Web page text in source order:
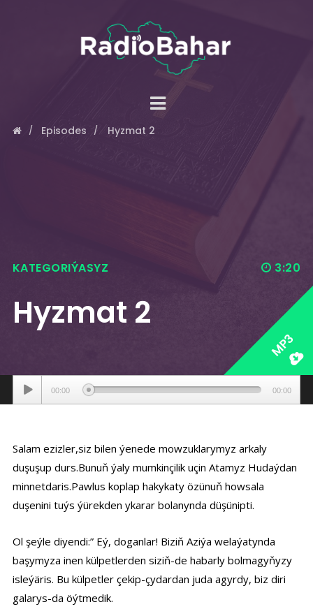
Episodes Hyzmat 2
KATEGORIÝASYZ 3:20
Hyzmat 2
MP3
Аудиоплеер
00:00 00:00
Salam ezizler,siz bilen ýenede mowzuklarymyz arkaly
duşuşup durs.Bunuň ýaly mumkinçilik uçin Atamyz Hudaýdan
minnetdaris.Pawlus koplap hakykaty özünuň howsala
duşenini tuýs ýürekden ykarar bolanynda düşünipti.
Ol şeýle diyendi:” Eý, doganlar! Biziň Aziýa welaýatynda
başymyza inen külpetlerden siziň-de habarly bolmagyňyzy
isleýäris. Bu külpetler çekip-çydardan juda agyrdy, biz diri
galarys-da öýtmedik.